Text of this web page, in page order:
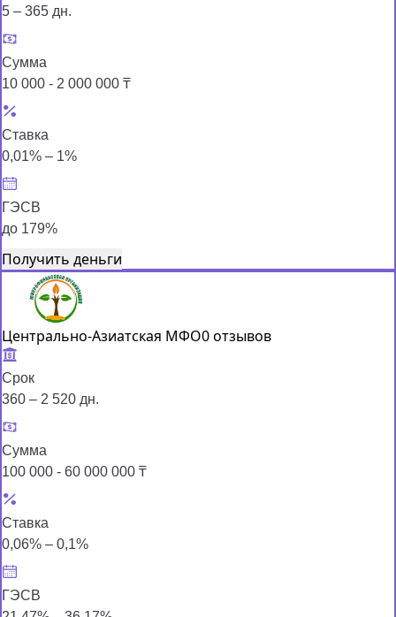
5 – 365 дн.
Сумма
10 000 - 2 000 000 ₸
Ставка
0,01% – 1%
ГЭСВ
до 179%
Получить деньги
Центрально-Азиатская МФО0 отзывов
Срок
360 – 2 520 дн.
Сумма
100 000 - 60 000 000 ₸
Ставка
0,06% – 0,1%
ГЭСВ